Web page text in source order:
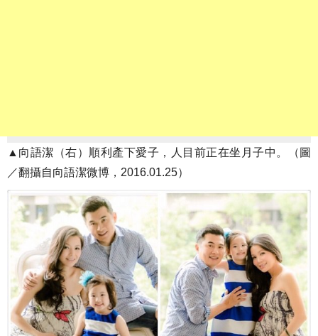
▲向語潔（右）順利產下愛子，人目前正在坐月子中。（圖
／翻攝自向語潔微博，2016.01.25）